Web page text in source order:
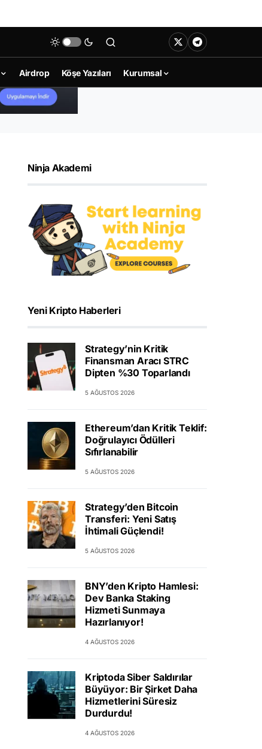
Airdrop Köşe Yazıları Kurumsal
Ninja Akademi
Yeni Kripto Haberleri
Strategy’nin Kritik
Finansman Aracı STRC
Dipten %30 Toparlandı
5 AĞUSTOS 2026
Ethereum’dan Kritik Teklif:
Doğrulayıcı Ödülleri
Sıfırlanabilir
5 AĞUSTOS 2026
Strategy’den Bitcoin
Transferi: Yeni Satış
İhtimali Güçlendi!
5 AĞUSTOS 2026
BNY’den Kripto Hamlesi:
Dev Banka Staking
Hizmeti Sunmaya
Hazırlanıyor!
4 AĞUSTOS 2026
Kriptoda Siber Saldırılar
Büyüyor: Bir Şirket Daha
Hizmetlerini Süresiz
Durdurdu!
4 AĞUSTOS 2026